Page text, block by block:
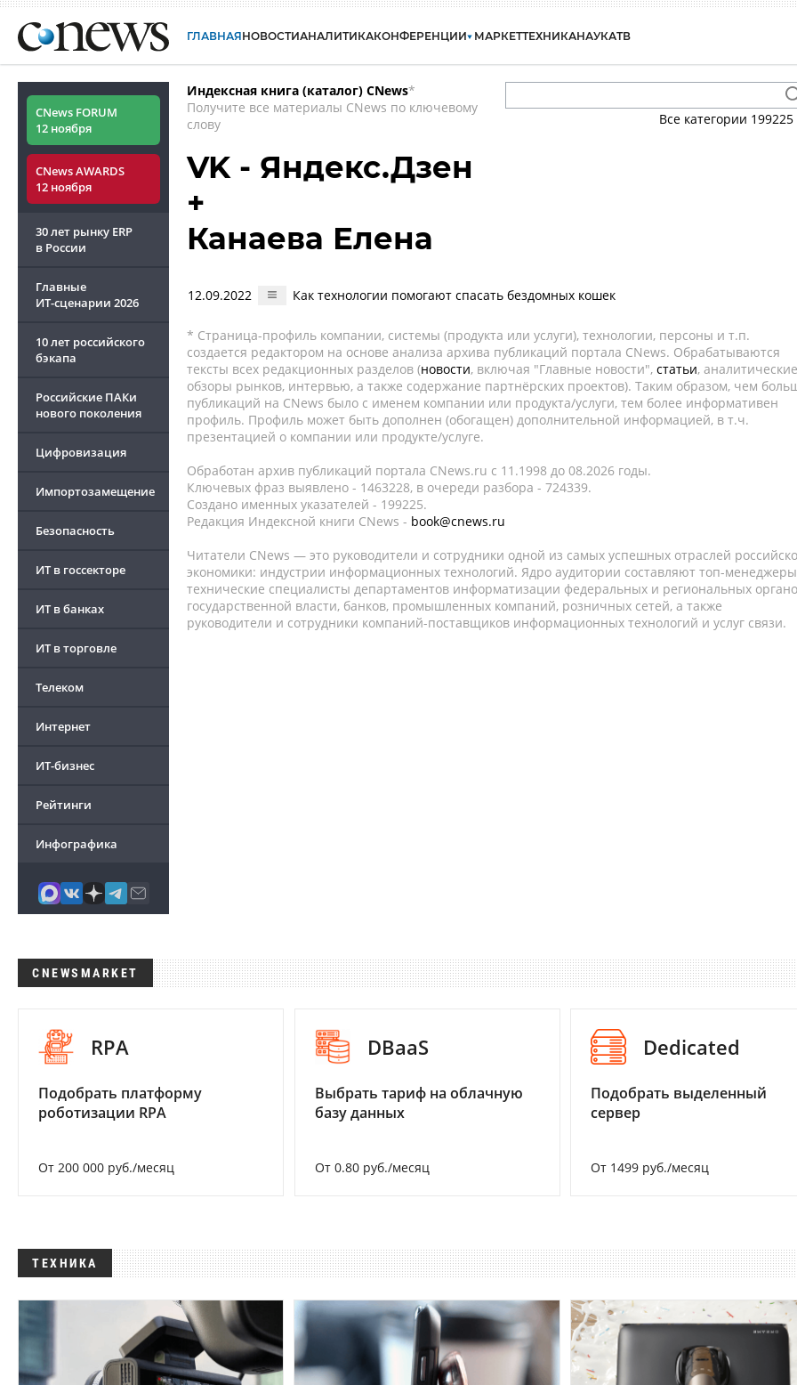
ГЛАВНАЯНОВОСТИАНАЛИТИКАКОНФЕРЕНЦИИ МАРКЕТТЕХНИКАНАУКАТВ
CNews FORUM
12 ноября
CNews AWARDS
12 ноября
30 лет рынку ERP
в России
Главные
ИТ-сценарии 2026
10 лет российского
бэкапа
Российские ПАКи
нового поколения
Цифровизация
Импортозамещение
Безопасность
ИТ в госсекторе
ИТ в банках
ИТ в торговле
Телеком
Интернет
ИТ-бизнес
Рейтинги
Инфографика
Индексная книга (каталог) CNews*
Получите все материалы CNews по ключевому
слову
Все категории 199225
VK - Яндекс.Дзен
+
Канаева Елена
12.09.2022 Как технологии помогают спасать бездомных кошек
* Страница-профиль компании, системы (продукта или услуги), технологии, персоны и т.п.
создается редактором на основе анализа архива публикаций портала CNews. Обрабатываются
тексты всех редакционных разделов (новости, включая "Главные новости", статьи, аналитические
обзоры рынков, интервью, а также содержание партнёрских проектов). Таким образом, чем
публикаций на CNews было с именем компании или продукта/услуги, тем более информативен
профиль. Профиль может быть дополнен (обогащен) дополнительной информацией, в т.ч.
презентацией о компании или продукте/услуге.
Обработан архив публикаций портала CNews.ru c 11.1998 до 08.2026 годы.
Ключевых фраз выявлено - 1463228, в очереди разбора - 724339.
Создано именных указателей - 199225.
Редакция Индексной книги CNews - book@cnews.ru
Читатели CNews — это руководители и сотрудники одной из самых успешных отраслей
экономики: индустрии информационных технологий. Ядро аудитории составляют топ-
технические специалисты департаментов информатизации федеральных и региональных
государственной власти, банков, промышленных компаний, розничных сетей, а также
руководители и сотрудники компаний-поставщиков информационных технологий и услуг связи.
CNEWSMARKET
RPA
Подобрать платформу
роботизации RPA
От 200 000 руб./месяц
DBaaS
Выбрать тариф на облачную
базу данных
От 0.80 руб./месяц
Dedicated
Подобрать выделенный
сервер
От 1499 руб./месяц
ТЕХНИКА